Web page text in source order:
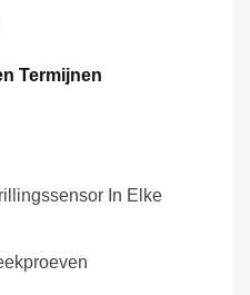
Termijnen
In Elke